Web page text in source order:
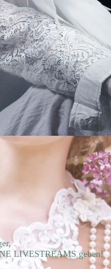
LIVESTREAMS geben!